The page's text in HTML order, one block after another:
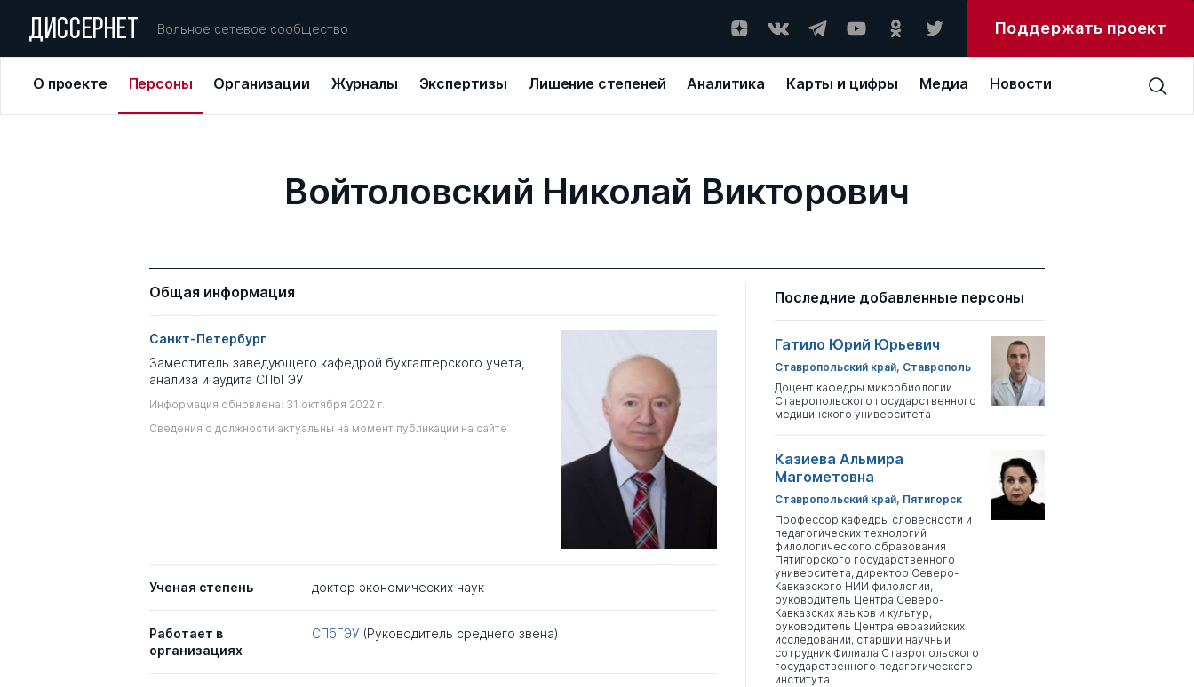
ДИССЕРНЕТ Вольное сетевое сообщество Поддержать проект
О проекте Персоны Организации Журналы Экспертизы Лишение степеней Аналитика Карты и цифры Медиа Новости
Войтоловский Николай Викторович
Общая информация
Санкт-Петербург
Заместитель заведующего кафедрой бухгалтерского учета,
анализа и аудита СПбГЭУ
Информация обновлена: 31 октября 2022 г.
Сведения о должности актуальны на момент публикации на сайте
Ученая степень доктор экономических наук
Работает в
организациях
СПбГЭУ (Руководитель среднего звена)
Последние добавленные персоны
Гатило Юрий Юрьевич
Ставропольский край, Ставрополь
Доцент кафедры микробиологии
Ставропольского государственного
медицинского университета
Казиева Альмира
Магометовна
Ставропольский край, Пятигорск
Профессор кафедры словесности и
педагогических технологий
филологического образования
Пятигорского государственного
университета, директор Северо-
Кавказского НИИ филологии,
руководитель Центра Северо-
Кавказских языков и культур,
руководитель Центра евразийских
исследований, старший научный
сотрудник Филиала Ставропольского
государственного педагогического
института